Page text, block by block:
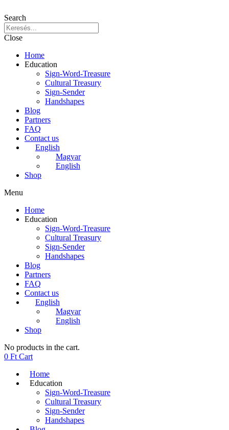
Search
Close
Home
Education
Sign-Word-Treasure
Cultural Treasury
Sign-Sender
Handshapes
Blog
Partners
FAQ
Contact us
English
Magyar
English
Shop
Menu
Home
Education
Sign-Word-Treasure
Cultural Treasury
Sign-Sender
Handshapes
Blog
Partners
FAQ
Contact us
English
Magyar
English
Shop
No products in the cart.
0 Ft Cart
Home
Education
Sign-Word-Treasure
Cultural Treasury
Sign-Sender
Handshapes